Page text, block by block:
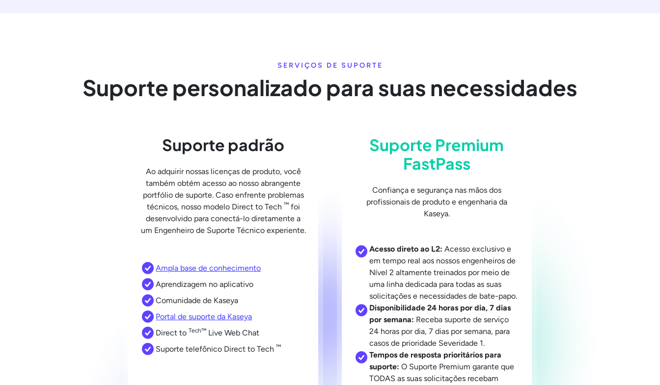
SERVIÇOS DE SUPORTE
Suporte personalizado para suas necessidades
Suporte padrão
Ao adquirir nossas licenças de produto, você
também obtém acesso ao nosso abrangente
portfólio de suporte. Caso enfrente problemas
técnicos, nosso modelo Direct to Tech ™foi
desenvolvido para conectá-lo diretamente a
um Engenheiro de Suporte Técnico experiente.
Ampla base de conhecimento
Aprendizagem no aplicativo
Comunidade de Kaseya
Portal de suporte da Kaseya
Direct to Tech™ Live Web Chat
Suporte telefônico Direct to Tech ™
Suporte Premium
FastPass
Confiança e segurança nas mãos dos
profissionais de produto e engenharia da
Kaseya.
Acesso direto ao L2: Acesso exclusivo e
em tempo real aos nossos engenheiros de
Nível 2 altamente treinados por meio de
uma linha dedicada para todas as suas
solicitações e necessidades de bate-papo.
Disponibilidade 24 horas por dia, 7 dias
por semana: Receba suporte de serviço
24 horas por dia, 7 dias por semana, para
casos de prioridade Severidade 1.
Tempos de resposta prioritários para
suporte: O Suporte Premium garante que
TODAS as suas solicitações recebam